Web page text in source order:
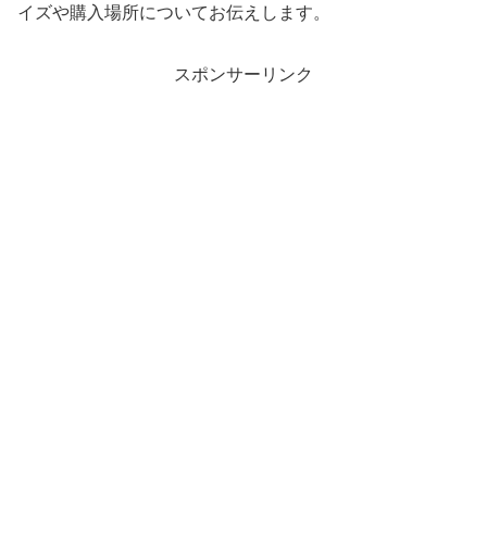
イズや購入場所についてお伝えします。
スポンサーリンク